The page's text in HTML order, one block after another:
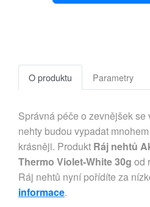
O produktu Parametry
Správná péče o zevnějšek se
nehty budou vypadat
krásněji. Produkt Ráj nehtů
Thermo Violet-White 30g od
Ráj nehtů nyní pořídíte za
informace.